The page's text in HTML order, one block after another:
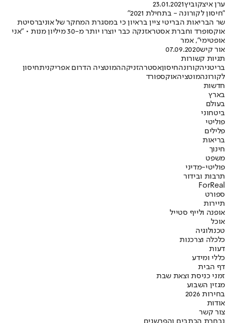
ערן איצקוביץ23.01.2021
"חיסון לקורונה - בתחילת 2021"
שר הבריאות הבריטי ציין בראיון כי במסגרת המחקר של אוניברסיטת
אוקסופרד וחברת אסטראזנקה כבר יוצרו יותר מ-30 מיליון מנות • "אני
אופטימי", אמר
אור קיש07.09.2020
תגיות קשורות
בריטניהקורונהחיסוןאסטרהזניקההמוטציה הדרום אפריקניתחיסון
לקורונהמוטציהאוקספורד
חדשות
בארץ
בעולם
ביטחוני
פוליטי
פלילים
בריאות
חינוך
משפט
פוליטי-מדיני
תרבות ובידור
ForReal
ספורט
תיירות
אופנה ולייף סטייל
אוכל
טכנולוגיה
כלכלה וצרכנות
דעות
כללי ומידע
דף הבית
זמני כניסת וצאת שבת
מגזין השבוע
בחירות 2026
אודות
צור קשר